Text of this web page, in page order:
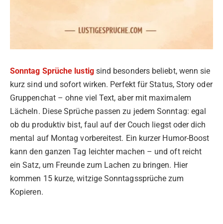
Sonntag Sprüche lustigsind besonders beliebt, wenn sie
kurz sind und sofort wirken. Perfekt für Status, Story oder
Gruppenchat – ohne viel Text, aber mit maximalem
Lächeln. Diese Sprüche passen zu jedem Sonntag: egal
ob du produktiv bist, faul auf der Couch liegst oder dich
mental auf Montag vorbereitest. Ein kurzer Humor-Boost
kann den ganzen Tag leichter machen – und oft reicht
ein Satz, um Freunde zum Lachen zu bringen. Hier
kommen 15 kurze, witzige Sonntagssprüche zum
Kopieren.